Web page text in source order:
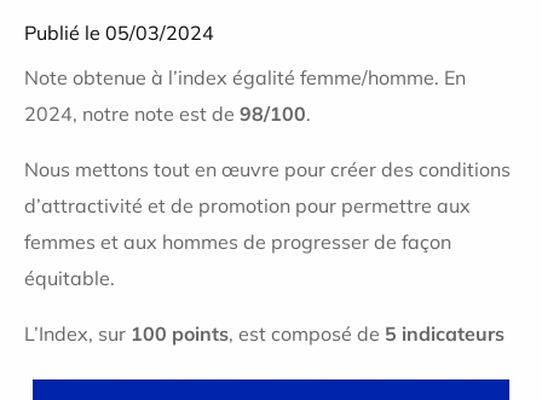
Publié le 05/03/2024
Note obtenue à l’index égalité femme/homme. En
2024, notre note est de 98/100.
Nous mettons tout en œuvre pour créer des conditions
d’attractivité et de promotion pour permettre aux
femmes et aux hommes de progresser de façon
équitable.
L’Index, sur 100 points, est composé de 5 indicateurs